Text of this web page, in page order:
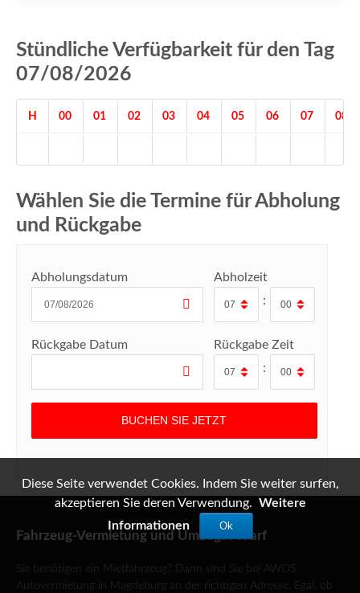
Stündliche Verfügbarkeit für den Tag
07/08/2026
H 00 01 02 03 04 05 06 07 08
Wählen Sie die Termine für Abholung
und Rückgabe
Abholungsdatum
Abholzeit
:
Rückgabe Datum
Rückgabe Zeit
:
Fahrzeug-Vermietung und Umzugsbedarf
Sie benötigen ein Mietfahrzeug? Dann sind Sie bei AWOS
Autovermietung in Magdeburg an der richtigen Adresse. Egal, ob
Diese Seite verwendet Cookies. Indem Sie weiter surfen,
akzeptieren Sie deren Verwendung. Weitere
Informationen
Ok